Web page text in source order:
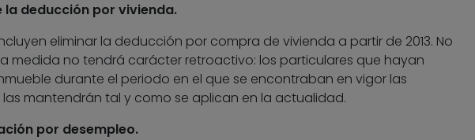
la deducción por vivienda.
eliminar la deducción por compra de vivienda a partir de 2013. No
medida no tendrá carácter retroactivo: los particulares que hayan
durante el periodo en el que se encontraban en vigor las
mantendrán tal y como se aplican en la actualidad.
por desempleo.